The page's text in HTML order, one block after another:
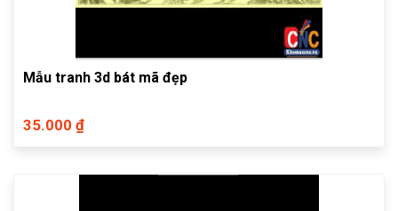
Mẫu tranh 3d bát mã đẹp
35.000 ₫